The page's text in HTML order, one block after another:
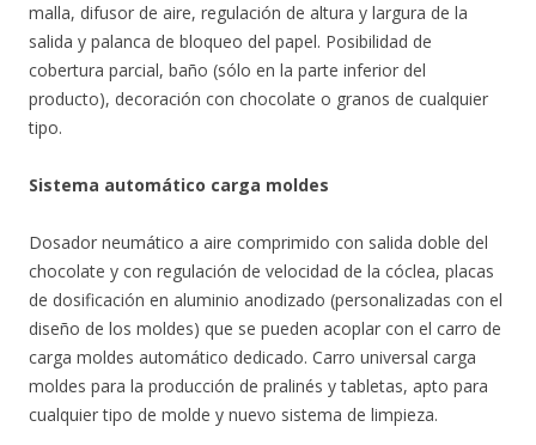
malla, difusor de aire, regulación de altura y largura de la
salida y palanca de bloqueo del papel. Posibilidad de
cobertura parcial, baño (sólo en la parte inferior del
producto), decoración con chocolate o granos de cualquier
tipo.
Sistema automático carga moldes
Dosador neumático a aire comprimido con salida doble del
chocolate y con regulación de velocidad de la cóclea, placas
de dosificación en aluminio anodizado (personalizadas con el
diseño de los moldes) que se pueden acoplar con el carro de
carga moldes automático dedicado. Carro universal carga
moldes para la producción de pralinés y tabletas, apto para
cualquier tipo de molde y nuevo sistema de limpieza.